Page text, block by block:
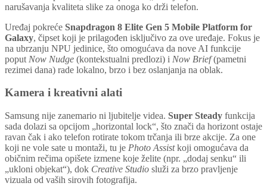
narušavanja kvaliteta slike za onoga ko drži telefon.
Uređaj pokreće Snapdragon 8 Elite Gen 5 Mobile Platform for
Galaxy, čipset koji je prilagođen isključivo za ove uređaje. Fokus je
na ubrzanju NPU jedinice, što omogućava da nove AI funkcije
poput Now Nudge (kontekstualni predlozi) i Now Brief(pametni
rezimei dana) rade lokalno, brzo i bez oslanjanja na oblak.
Kamera i kreativni alati
Samsung nije zanemario ni ljubitelje videa. Super Steady funkcija
sada dolazi sa opcijom „horizontal lock“, što znači da horizont ostaje
ravan čak i ako telefon rotirate tokom trčanja ili brze akcije. Za one
koji ne vole sate u montaži, tu je Photo Assistkoji omogućava da
običnim rečima opišete izmene koje želite (npr. „dodaj senku“ ili
„ukloni objekat“), dok Creative Studio služi za brzo pravljenje
vizuala od vaših sirovih fotografija.